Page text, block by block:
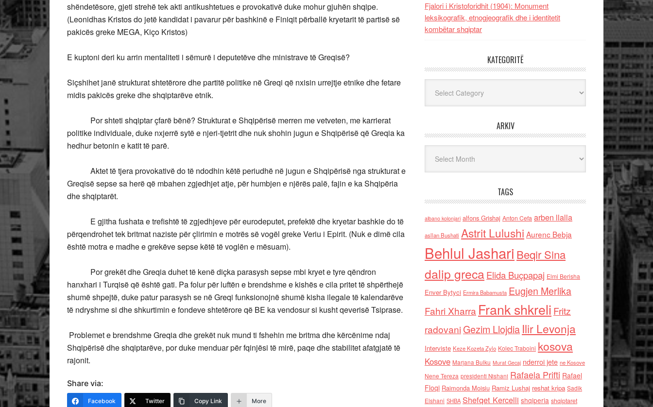
shëndetësore, gjeti strehë tek akti antikushtetues e provokativë duke mohur gjuhën shqipe.
(Leonidhas Kristos do jetë kandidat i pavarur për bashkinë e Finiqit përballë kryetarit të partisë së
pakicës greke MEGA, Kiço Kristos)
E kuptoni deri ku arrin mentaliteti i sëmurë i deputetëve dhe ministrave të Greqisë?
Siçshihet janë strukturat shtetërore dhe partitë politike në Greqi që nxisin urrejtje etnike dhe fetare
midis pakicës greke dhe shqiptarëve etnik.
Por shteti shqiptar çfarë bënë? Strukturat e Shqipërisë merren me vetveten, me karrierat
politike individuale, duke nxjerrë sytë e njeri-tjetrit dhe nuk shohin jugun e Shqipërisë që Greqia ka
hedhur betonin e katit të parë.
Aktet të tjera provokativë do të ndodhin këtë periudhë në jugun e Shqipërisë nga strukturat e
Greqisë sepse sa herë që mbahen zgjedhjet atje, për humbjen e njërës palë, fajin e ka Shqipëria
dhe shqiptarët.
E gjitha fushata e trefishtë të zgjedhjeve për eurodeputet, prefektë dhe kryetar bashkie do të
përqendrohet tek britmat naziste për çlirimin e motrës së vogël greke Veriu i Epirit. (Nuk e dimë cila
është motra e madhe e grekëve sepse këtë të voglën e mësuam).
Por grekët dhe Greqia duhet të kenë diçka parasysh sepse mbi kryet e tyre qëndron
hanxhari i Turqisë që është gati. Pa folur për luftën e brendshme e kishës e cila pritet të shpërthejë
shumë shpejtë, duke patur parasysh se në Greqi funksionojnë shumë kisha ilegale të kalendarëve
të ndryshme si dhe shkurtimin e fondeve shtetërore që BE ka vendosur si kusht qeverisë Tsiprase.
Problemet e brendshme Greqia dhe grekët nuk mund ti fshehin me britma dhe kërcënime ndaj
Shqipërisë dhe shqiptarëve, por duke menduar për fqinjësi të mirë, paqe dhe stabilitet afatgjatë të
rajonit.
Share via:
Facebook Twitter Copy Link More
Fjalori i Kristoforidhit (1904): Monument
leksikografik, etnogjeografik dhe i identitetit
kombëtar shqiptar
KATEGORITË
ARKIV
TAGS
albano kolonjari alfons Grishaj Anton Cefa arben llalla
asllan Bushati Astrit Lulushi Aurenc Bebja
Behlul Jashari Beqir Sina
dalip grecaElida Buçpapaj Elmi Berisha
Enver Bytyci Ermira Babamusta Eugjen Merlika
Fahri Xharra Frank shkreli Fritz
radovaniGezim Llojdia Ilir Levonja
Interviste Keze Kozeta Zylo Kolec Traboini kosova
Kosove Marjana Bulku Murat Gecaj nderroi jete ne Kosove
Nene Tereza presidenti Nishani Rafaela Prifti Rafael
Floqi Raimonda Moisiu Ramiz Lushaj reshat kripa Sadik
Elshani SHBA Shefqet Kercelli shqiperia shqiptaret